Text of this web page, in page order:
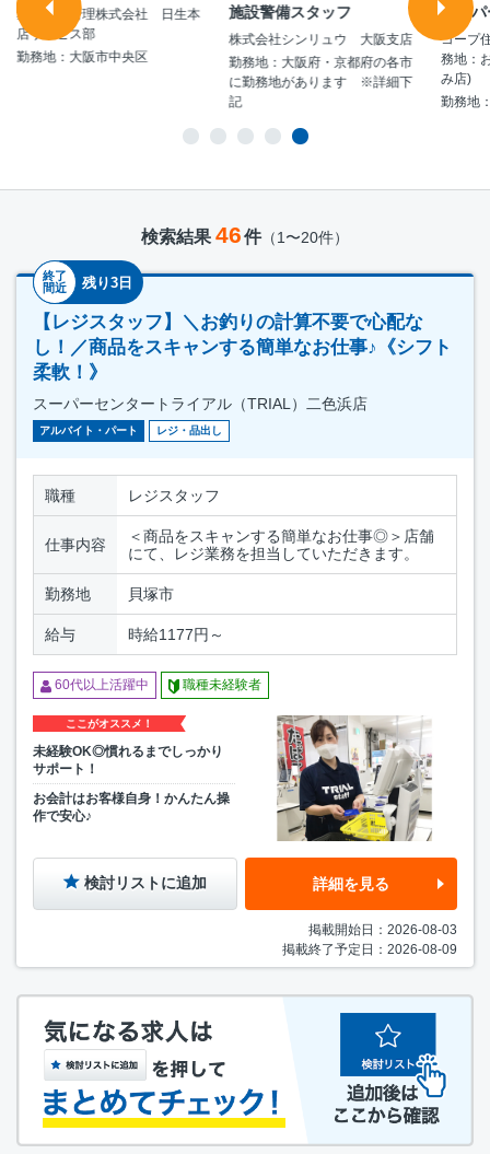
星光ビル管理株式会社 日生本
店サービス部
勤務地：大阪市中央区
施設警備スタッフ
株式会社シンリュウ 大阪支店
勤務地：大阪府・京都府の各市
に勤務地があります ※詳細下
記
スー
コープ
務地：
み店)
勤務地
検索結果 46件（1〜20件）
終了
間近
残り3日
【レジスタッフ】＼お釣りの計算不要で心配な
し！／商品をスキャンする簡単なお仕事♪《シフト
柔軟！》
スーパーセンタートライアル（TRIAL）二色浜店
アルバイト・パート レジ・品出し
職種 レジスタッフ
仕事内容
＜商品をスキャンする簡単なお仕事◎＞店舗
にて、レジ業務を担当していただきます。
勤務地 貝塚市
給与 時給1177円～
60代以上活躍中 職種未経験者
ここがオススメ！
未経験OK◎慣れるまでしっかり
サポート！
お会計はお客様自身！かんたん操
作で安心♪
検討リストに追加 詳細を見る
掲載開始日：2026-08-03
掲載終了予定日：2026-08-09